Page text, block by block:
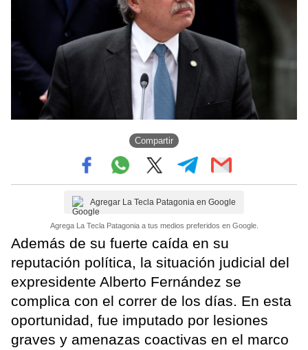
Compartir
Agregar La Tecla Patagonia en Google
Agrega La Tecla Patagonia a tus medios preferidos en Google.
Además de su fuerte caída en su
reputación política, la situación judicial del
expresidente Alberto Fernández se
complica con el correr de los días. En esta
oportunidad, fue imputado por lesiones
graves y amenazas coactivas en el marco